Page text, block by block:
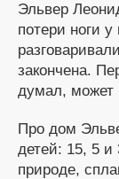
Эльвер
потери ноги
закончена.
думал, может
Про дом
детей: 15, 5
природе,